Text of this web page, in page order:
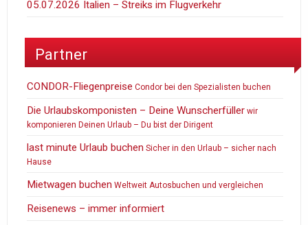
05.07.2026 Italien – Streiks im Flugverkehr
Partner
CONDOR-Fliegenpreise Condor bei den Spezialisten buchen
Die Urlaubskomponisten – Deine Wunscherfüller wir
komponieren Deinen Urlaub – Du bist der Dirigent
last minute Urlaub buchen Sicher in den Urlaub – sicher nach
Hause
Mietwagen buchen Weltweit Autosbuchen und vergleichen
Reisenews – immer informiert